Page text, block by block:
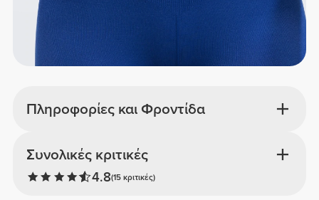
Πληροφορίες και Φροντίδα
Συνολικές κριτικές
4.8(15 κριτικές)